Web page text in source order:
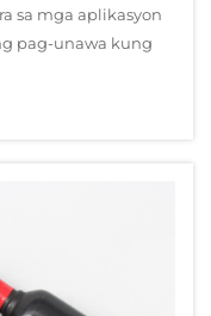
sa mga aplikasyon
pag-unawa kung
kagamitan
sa pagbuburda